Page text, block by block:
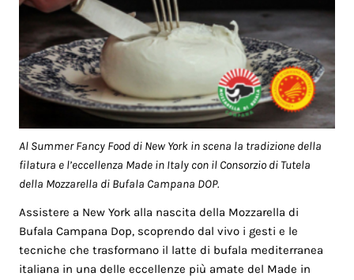
Al Summer Fancy Food di New York in scena la tradizione della
filatura e l’eccellenza Made in Italy con il Consorzio di Tutela
della Mozzarella di Bufala Campana DOP.
Assistere a New York alla nascita della Mozzarella di
Bufala Campana Dop, scoprendo dal vivo i gesti e le
tecniche che trasformano il latte di bufala mediterranea
italiana in una delle eccellenze più amate del Made in